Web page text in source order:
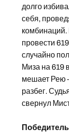
долго
себя,
комбинаций.
провести
случайно
Миза на 619
мешает Рею
разбег.
свернул